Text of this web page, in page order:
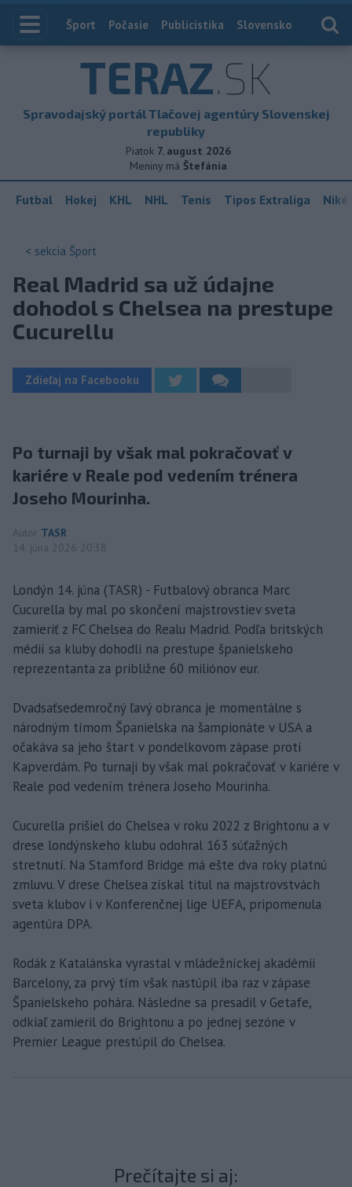
Index
Šport Počasie Publicistika Slovensko
TERAZ.SK
Spravodajský portál Tlačovej agentúry Slovenskej
republiky
Piatok 7. august 2026
Meniny má Štefánia
Futbal Hokej KHL NHL Tenis Tipos Extraliga
< sekcia Šport
Real Madrid sa už údajne
dohodol s Chelsea na prestupe
Cucurellu
Zdieľaj na Facebooku
Po turnaji by však mal pokračovať v
kariére v Reale pod vedením trénera
Joseho Mourinha.
Autor TASR
14. júna 2026 20:38
Londýn 14. júna (TASR) - Futbalový obranca Marc
Cucurella by mal po skončení majstrovstiev sveta
zamieriť z FC Chelsea do Realu Madrid. Podľa britských
médií sa kluby dohodli na prestupe španielskeho
reprezentanta za približne 60 miliónov eur.
Dvadsaťsedemročný ľavý obranca je momentálne s
národným tímom Španielska na šampionáte v USA a
očakáva sa jeho štart v pondelkovom zápase proti
Kapverdám. Po turnaji by však mal pokračovať v kariére v
Reale pod vedením trénera Joseho Mourinha.
Cucurella prišiel do Chelsea v roku 2022 z Brightonu a v
drese londýnskeho klubu odohral 163 súťažných
stretnutí. Na Stamford Bridge má ešte dva roky platnú
zmluvu. V drese Chelsea získal titul na majstrovstvách
sveta klubov i v Konferenčnej lige UEFA, pripomenula
agentúra DPA.
Rodák z Katalánska vyrastal v mládežníckej akadémii
Barcelony, za prvý tím však nastúpil iba raz v zápase
Španielskeho pohára. Následne sa presadil v Getafe,
odkiaľ zamieril do Brightonu a po jednej sezóne v
Premier League prestúpil do Chelsea.
Prečítajte si aj: